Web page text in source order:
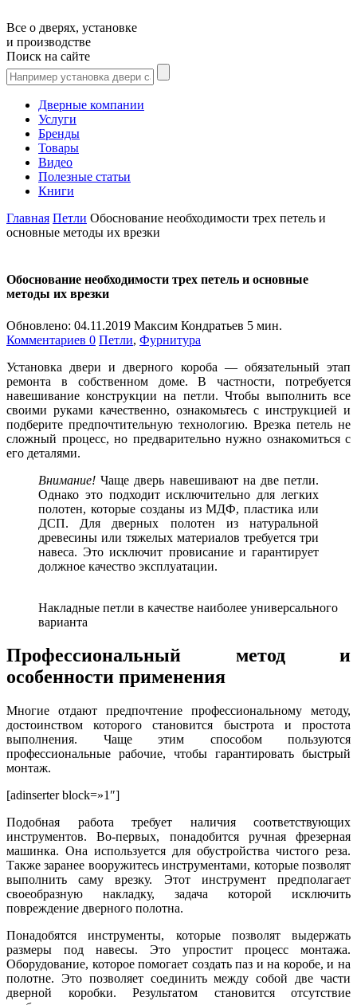
Все о дверях, установке
и производстве
Поиск на сайте
Дверные компании
Услуги
Бренды
Товары
Видео
Полезные статьи
Книги
Главная Петли Обоснование необходимости трех петель и
основные методы их врезки
Обоснование необходимости трех петель и основные
методы их врезки
Обновлено: 04.11.2019 Максим Кондратьев 5 мин.
Комментариев 0 Петли, Фурнитура
Установка двери и дверного короба — обязательный этап
ремонта в собственном доме. В частности, потребуется
навешивание конструкции на петли. Чтобы выполнить все
своими руками качественно, ознакомьтесь с инструкцией и
подберите предпочтительную технологию. Врезка петель не
сложный процесс, но предварительно нужно ознакомиться с
его деталями.
Внимание!Чаще дверь навешивают на две петли.
Однако это подходит исключительно для легких
полотен, которые созданы из МДФ, пластика или
ДСП. Для дверных полотен из натуральной
древесины или тяжелых материалов требуется три
навеса. Это исключит провисание и гарантирует
должное качество эксплуатации.
Накладные петли в качестве наиболее универсального
варианта
Профессиональный метод и
особенности применения
Многие отдают предпочтение профессиональному методу,
достоинством которого становится быстрота и простота
выполнения. Чаще этим способом пользуются
профессиональные рабочие, чтобы гарантировать быстрый
монтаж.
[adinserter block=»1″]
Подобная работа требует наличия соответствующих
инструментов. Во-первых, понадобится ручная фрезерная
машинка. Она используется для обустройства чистого реза.
Также заранее вооружитесь инструментами, которые позволят
выполнить саму врезку. Этот инструмент предполагает
своеобразную накладку, задача которой исключить
повреждение дверного полотна.
Понадобятся инструменты, которые позволят выдержать
размеры под навесы. Это упростит процесс монтажа.
Оборудование, которое помогает создать паз и на коробе, и на
полотне. Это позволяет соединить между собой две части
дверной коробки. Результатом становится отсутствие